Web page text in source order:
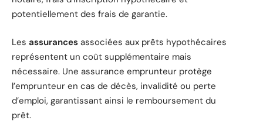
potentiellement des frais de garantie.
Les assurances associées aux prêts hypothécaires
représentent un coût supplémentaire mais
nécessaire. Une assurance emprunteur protège
l’emprunteur en cas de décès, invalidité ou perte
d’emploi, garantissant ainsi le remboursement du
prêt.